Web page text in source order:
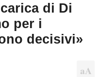
di Di
per i
decisivi»